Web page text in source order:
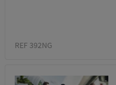
REF 392NG